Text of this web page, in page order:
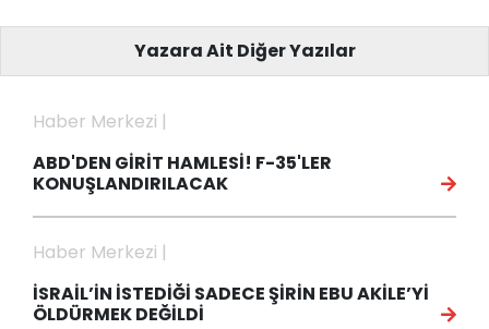
Yazara Ait Diğer Yazılar
Haber Merkezi |
ABD'DEN GİRİT HAMLESİ! F-35'LER
KONUŞLANDIRILACAK
Haber Merkezi |
İSRAİL’İN İSTEDİĞİ SADECE ŞİRİN EBU AKİLE’Yİ
ÖLDÜRMEK DEĞİLDİ